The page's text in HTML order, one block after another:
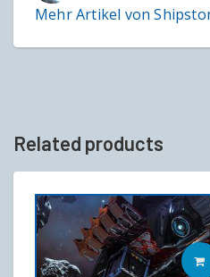
Mehr Artikel von
Related products